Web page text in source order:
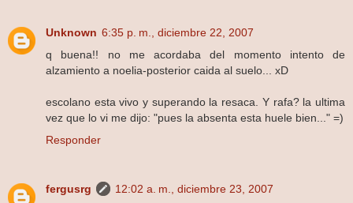
Unknown 6:35 p. m., diciembre 22, 2007
q buena!! no me acordaba del momento intento de
alzamiento a noelia-posterior caida al suelo... xD
escolano esta vivo y superando la resaca. Y rafa? la ultima
vez que lo vi me dijo: "pues la absenta esta huele bien..." =)
Responder
fergusrg
12:02 a. m., diciembre 23, 2007